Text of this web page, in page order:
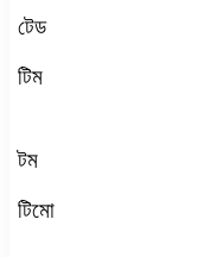
টেড
টিম
টম
টিমো